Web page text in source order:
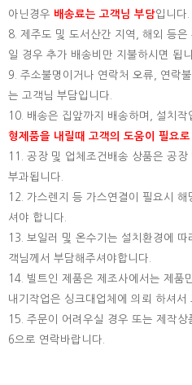
아닌경우 배송료는 고객님 부담입니다.
8. 제주도 및 도서산간 지역, 해외 등
일 경우 추가 배송비만 지불하시면 됩니
9. 주소불명이거나 연락처 오류, 연락
는 고객님 부담입니다.
10. 배송은 집앞까지 배송하며, 설치
형제품을 내릴때 고객의 도움이 필요로
11. 공장 및 업체조건배송 상품은 공
부과됩니다.
12. 가스렌지 등 가스연결이 필요시
셔야 합니다.
13. 보일러 및 온수기는 설치환경에
객님께서 부담해주셔야합니다.
14. 빌트인 제품은 제조사에서는 제품
내기작업은 싱크대업체에 의뢰 하셔서
15. 주문이 어려우실 경우 또는 제작
6으로 연락바랍니다.